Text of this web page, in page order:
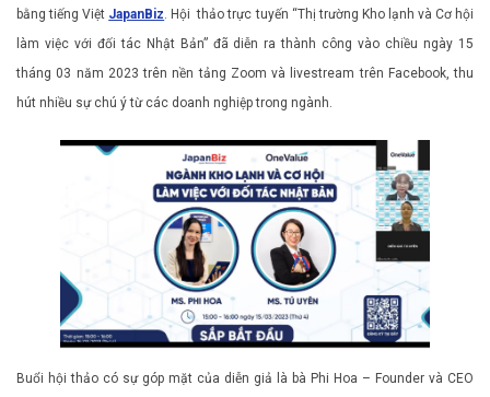
bằng tiếng Việt JapanBiz . Hội thảo trực tuyến “Thị trường Kho lạnh và Cơ hội
làm việc với đối tác Nhật Bản” đã diễn ra thành công vào chiều ngày 15
tháng 03 năm 2023 trên nền tảng Zoom và livestream trên Facebook, thu
hút nhiều sự chú ý từ các doanh nghiệp trong ngành.
Buổi hội thảo có sự góp mặt của diễn giả là bà Phi Hoa – Founder và CEO